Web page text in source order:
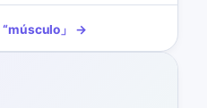
“músculo 」 →